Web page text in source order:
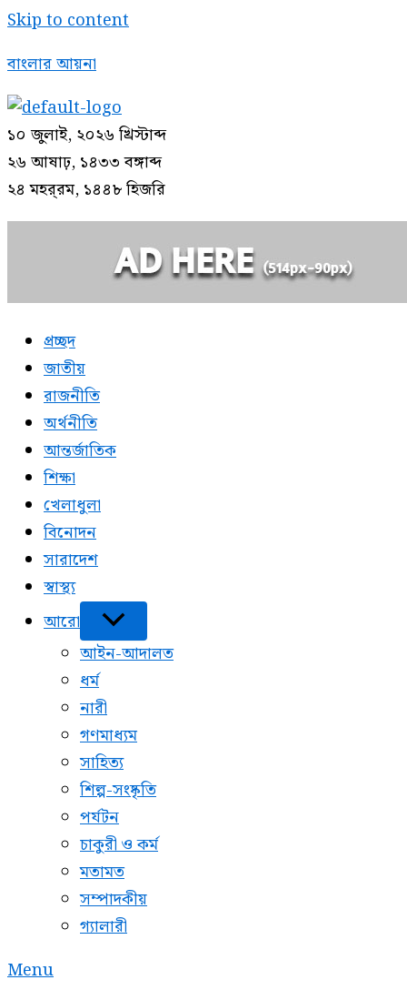
Skip to content
বাংলার আয়না
১০ জুলাই, ২০২৬ খ্রিস্টাব্দ
২৬ আষাঢ়, ১৪৩৩ বঙ্গাব্দ
২৪ মহর্‌রম, ১৪৪৮ হিজরি
প্রচ্ছদ
জাতীয়
রাজনীতি
অর্থনীতি
আন্তর্জাতিক
শিক্ষা
খেলাধুলা
বিনোদন
সারাদেশ
স্বাস্থ্য
আরো
আইন-আদালত
ধর্ম
নারী
গণমাধ্যম
সাহিত্য
শিল্প-সংষ্কৃতি
পর্যটন
চাকুরী ও কর্ম
মতামত
সম্পাদকীয়
গ্যালারী
Menu